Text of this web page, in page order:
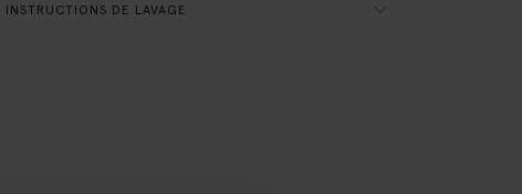
INSTRUCTIONS DE LAVAGE